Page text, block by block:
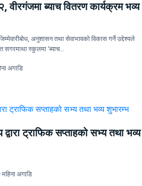
वीरगंजमा ब्याच वितरण कार्यक्रम भव्य
अनुशासन तथा सेवाभावको विकास गर्ने उद्देश्यले
सगरमाथा स्कुलमा ‘ब्याच…
अगाडि
द्वारा ट्राफिक सप्ताहको सभ्य तथा भव्य
महिना अगाडि